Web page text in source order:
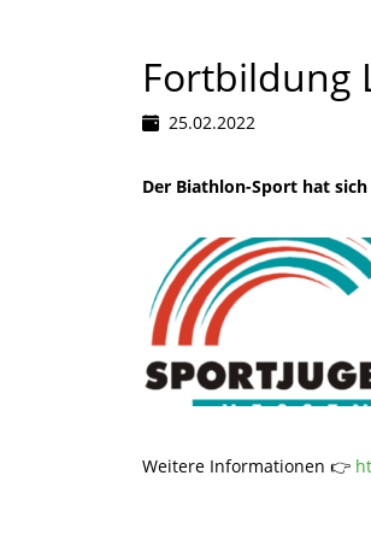
Fortbildung
25.02.2022
Der Biathlon-Sport hat
Weitere Informationen 👉